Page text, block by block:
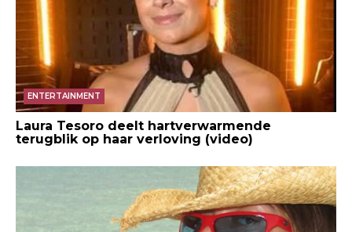
ENTERTAINMENT
Laura Tesoro deelt hartverwarmende
terugblik op haar verloving (video)